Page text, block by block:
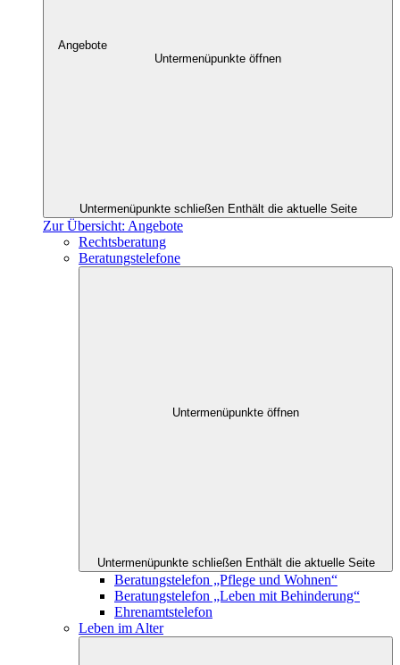
Angebote
Untermenüpunkte öffnen
Untermenüpunkte schließen Enthält die aktuelle Seite
Zur Übersicht: Angebote
Rechtsberatung
Beratungstelefone
Untermenüpunkte öffnen
Untermenüpunkte schließen Enthält die aktuelle Seite
Beratungstelefon „Pflege und Wohnen“
Beratungstelefon „Leben mit Behinderung“
Ehrenamtstelefon
Leben im Alter